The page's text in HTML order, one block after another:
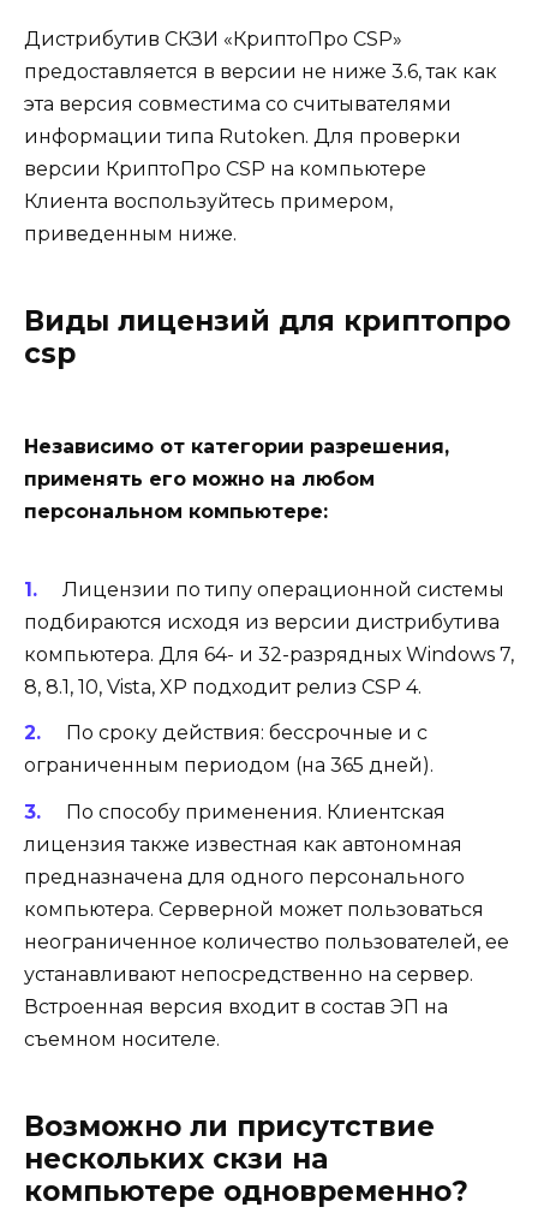
Дистрибутив СКЗИ «КриптоПро CSP»
предоставляется в версии не ниже 3.6, так как
эта версия совместима со считывателями
информации типа Rutoken. Для проверки
версии КриптоПро CSP на компьютере
Клиента воспользуйтесь примером,
приведенным ниже.
Виды лицензий для криптопро
csp
Независимо от категории разрешения,
применять его можно на любом
персональном компьютере:
Лицензии по типу операционной системы
подбираются исходя из версии дистрибутива
компьютера. Для 64- и 32-разрядных Windows 7,
8, 8.1, 10, Vista, XP подходит релиз CSP 4.
По сроку действия: бессрочные и с
ограниченным периодом (на 365 дней).
По способу применения. Клиентская
лицензия также известная как автономная
предназначена для одного персонального
компьютера. Серверной может пользоваться
неограниченное количество пользователей, ее
устанавливают непосредственно на сервер.
Встроенная версия входит в состав ЭП на
съемном носителе.
Возможно ли присутствие
нескольких скзи на
компьютере одновременно?